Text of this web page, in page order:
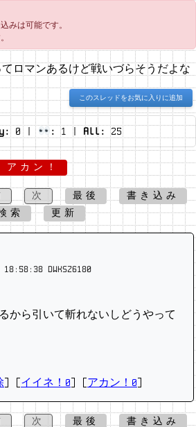
みは可能です。
ロマンあるけど戦いづらそうだよな
このスレッドをお気に入りに追加
0 | : 1 | All: 25
カン！
次 最後
書き込み
索
更新
18:58:38 DWKSZ6180
から引いて斬れないしどうやって
イイネ！0 アカン！0
次 最後
書き込み